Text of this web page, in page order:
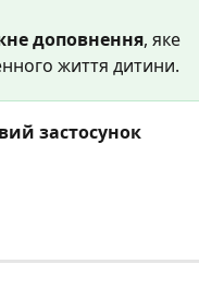
доповнення, яке
життя дитини.
застосунок